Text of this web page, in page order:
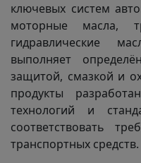
ключевых систем
моторные масла,
гидравлические
выполняет
защитой, смазкой и
продукты
технологий и
соответствовать
транспортных средств.